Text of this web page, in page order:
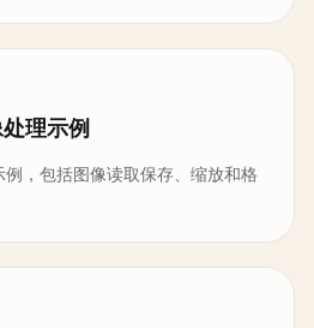
理示例
，包括图像读取保存、缩放和格